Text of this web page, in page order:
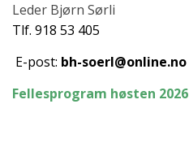
Leder Bjørn Sørli
Tlf. 918 53 405
E-post: bh-soerl@online.no
Fellesprogram høsten 2026